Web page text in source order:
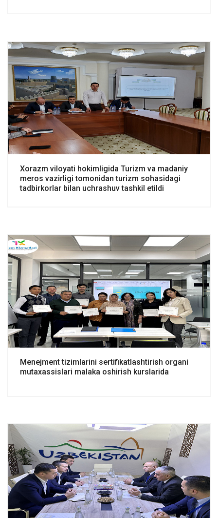
Xorazm viloyati hokimligida Turizm va madaniy
meros vazirligi tomonidan turizm sohasidagi
tadbirkorlar bilan uchrashuv tashkil etildi
Menejment tizimlarini sertifikatlashtirish organi
mutaxassislari malaka oshirish kurslarida